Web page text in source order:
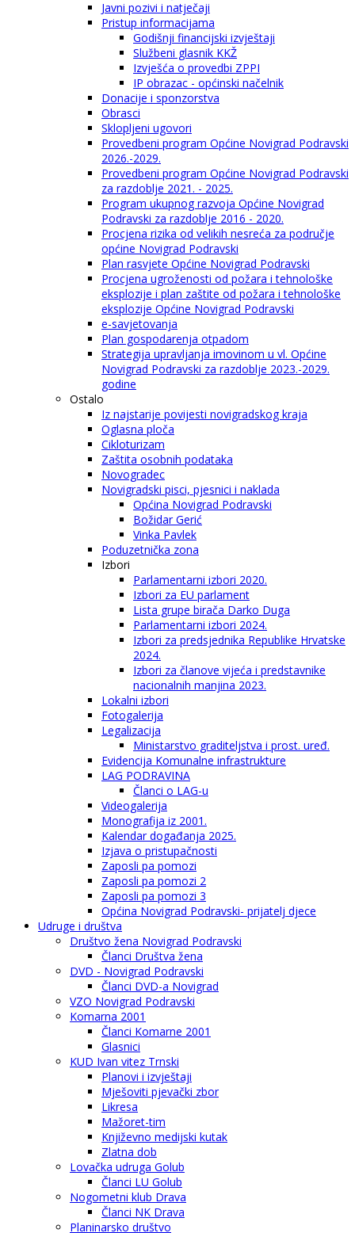
Javni pozivi i natječaji
Pristup informacijama
Godišnji financijski izvještaji
Službeni glasnik KKŽ
Izvješća o provedbi ZPPI
IP obrazac - općinski načelnik
Donacije i sponzorstva
Obrasci
Sklopljeni ugovori
Provedbeni program Općine Novigrad Podravski
2026.-2029.
Provedbeni program Općine Novigrad Podravski
za razdoblje 2021. - 2025.
Program ukupnog razvoja Općine Novigrad
Podravski za razdoblje 2016 - 2020.
Procjena rizika od velikih nesreća za područje
općine Novigrad Podravski
Plan rasvjete Općine Novigrad Podravski
Procjena ugroženosti od požara i tehnološke
eksplozije i plan zaštite od požara i tehnološke
eksplozije Općine Novigrad Podravski
e-savjetovanja
Plan gospodarenja otpadom
Strategija upravljanja imovinom u vl. Općine
Novigrad Podravski za razdoblje 2023.-2029.
godine
Ostalo
Iz najstarije povijesti novigradskog kraja
Oglasna ploča
Cikloturizam
Zaštita osobnih podataka
Novogradec
Novigradski pisci, pjesnici i naklada
Općina Novigrad Podravski
Božidar Gerić
Vinka Pavlek
Poduzetnička zona
Izbori
Parlamentarni izbori 2020.
Izbori za EU parlament
Lista grupe birača Darko Duga
Parlamentarni izbori 2024.
Izbori za predsjednika Republike Hrvatske
2024.
Izbori za članove vijeća i predstavnike
nacionalnih manjina 2023.
Lokalni izbori
Fotogalerija
Legalizacija
Ministarstvo graditeljstva i prost. uređ.
Evidencija Komunalne infrastrukture
LAG PODRAVINA
Članci o LAG-u
Videogalerija
Monografija iz 2001.
Kalendar događanja 2025.
Izjava o pristupačnosti
Zaposli pa pomozi
Zaposli pa pomozi 2
Zaposli pa pomozi 3
Općina Novigrad Podravski- prijatelj djece
Udruge i društva
Društvo žena Novigrad Podravski
Članci Društva žena
DVD - Novigrad Podravski
Članci DVD-a Novigrad
VZO Novigrad Podravski
Komarna 2001
Članci Komarne 2001
Glasnici
KUD Ivan vitez Trnski
Planovi i izvještaji
Mješoviti pjevački zbor
Likresa
Mažoret-tim
Književno medijski kutak
Zlatna dob
Lovačka udruga Golub
Članci LU Golub
Nogometni klub Drava
Članci NK Drava
Planinarsko društvo